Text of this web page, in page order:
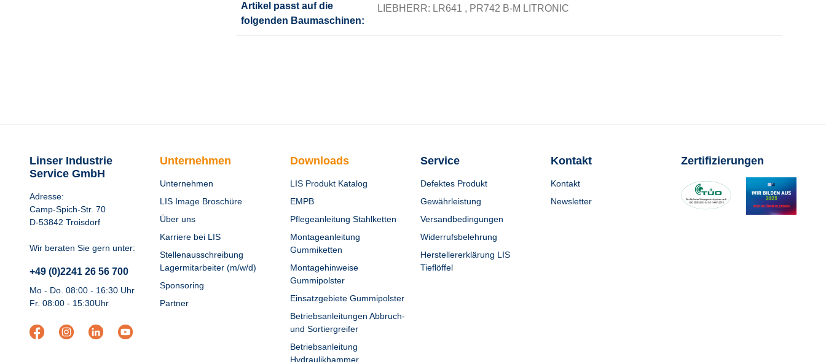
Artikel passt auf die
folgenden Baumaschinen:
LIEBHERR: LR641 , PR742 B-M LITRONIC
Linser Industrie
Service GmbH
Adresse:
Camp-Spich-Str. 70
D-53842 Troisdorf
Wir beraten Sie gern unter:
+49 (0)2241 26 56 700
Mo - Do. 08:00 - 16:30 Uhr
Fr. 08:00 - 15:30Uhr
Unternehmen
Unternehmen
LIS Image Broschüre
Über uns
Karriere bei LIS
Stellenausschreibung
Lagermitarbeiter (m/w/d)
Sponsoring
Partner
Downloads
LIS Produkt Katalog
EMPB
Pflegeanleitung Stahlketten
Montageanleitung
Gummiketten
Montagehinweise
Gummipolster
Einsatzgebiete Gummipolster
Betriebsanleitungen Abbruch-
und Sortiergreifer
Betriebsanleitung
Hydraulikhammer
Service
Defektes Produkt
Gewährleistung
Versandbedingungen
Widerrufsbelehrung
Herstellererklärung LIS
Tieflöffel
Kontakt
Kontakt
Newsletter
Zertifizierungen